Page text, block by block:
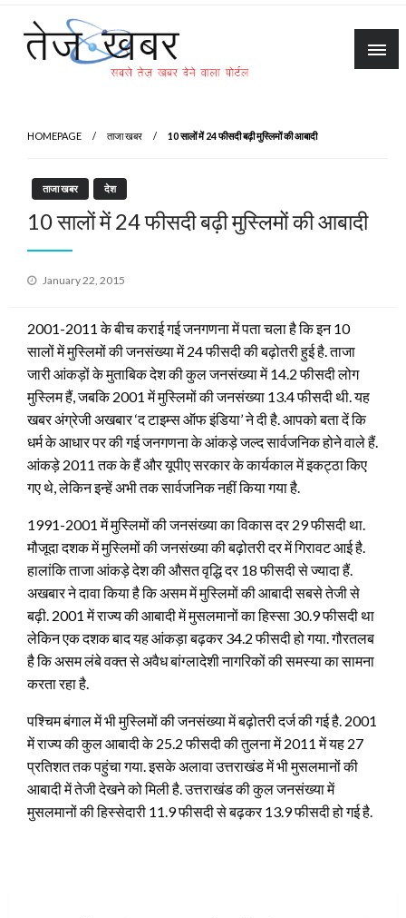
Skip
content
HOMEPAGE ताजा खबर 10 सालों में 24 फीसदी बढ़ी मुस्लिमों की आबादी
ताजा खबर देश
10 सालों में 24 फीसदी बढ़ी मुस्लिमों की आबादी
Posted
January 22, 2015
2001-2011 के बीच कराई गई जनगणना में पता चला है कि इन 10
सालों में मुस्लिमों की जनसंख्या में 24 फीसदी की बढ़ोतरी हुई है. ताजा
जारी आंकड़ों के मुताबिक देश की कुल जनसंख्या में 14.2 फीसदी लोग
मुस्लिम हैं, जबकि 2001 में मुस्लिमों की जनसंख्या 13.4 फीसदी थी. यह
खबर अंग्रेजी अखबार ‘द टाइम्स ऑफ इंडिया’ ने दी है. आपको बता दें कि
धर्म के आधार पर की गई जनगणना के आंकड़े जल्द सार्वजनिक होने वाले हैं.
आंकड़े 2011 तक के हैं और यूपीए सरकार के कार्यकाल में इकट्ठा किए
गए थे, लेकिन इन्हें अभी तक सार्वजनिक नहीं किया गया है.
1991-2001 में मुस्लिमों की जनसंख्या का विकास दर 29 फीसदी था.
मौजूदा दशक में मुस्लिमों की जनसंख्या की बढ़ोतरी दर में गिरावट आई है.
हालांकि ताजा आंकड़े देश की औसत वृद्धि दर 18 फीसदी से ज्यादा हैं.
अखबार ने दावा किया है कि असम में मुस्लिमों की आबादी सबसे तेजी से
बढ़ी. 2001 में राज्य की आबादी में मुसलमानों का हिस्सा 30.9 फीसदी था
लेकिन एक दशक बाद यह आंकड़ा बढ़कर 34.2 फीसदी हो गया. गौरतलब
है कि असम लंबे वक्त से अवैध बांग्लादेशी नागरिकों की समस्या का सामना
करता रहा है.
पश्चिम बंगाल में भी मुस्लिमों की जनसंख्या में बढ़ोतरी दर्ज की गई है. 2001
में राज्य की कुल आबादी के 25.2 फीसदी की तुलना में 2011 में यह 27
प्रतिशत तक पहुंचा गया. इसके अलावा उत्तराखंड में भी मुसलमानों की
आबादी में तेजी देखने को मिली है. उत्तराखंड की कुल जनसंख्या में
मुसलमानों की हिस्सेदारी 11.9 फीसदी से बढ़कर 13.9 फीसदी हो गई है.